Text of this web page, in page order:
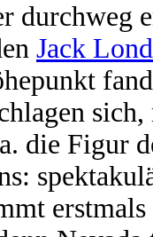
durchweg
Jack
die Figur